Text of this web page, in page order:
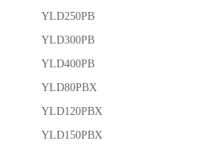
YLD250PB
YLD300PB
YLD400PB
YLD80PBX
YLD120PBX
YLD150PBX